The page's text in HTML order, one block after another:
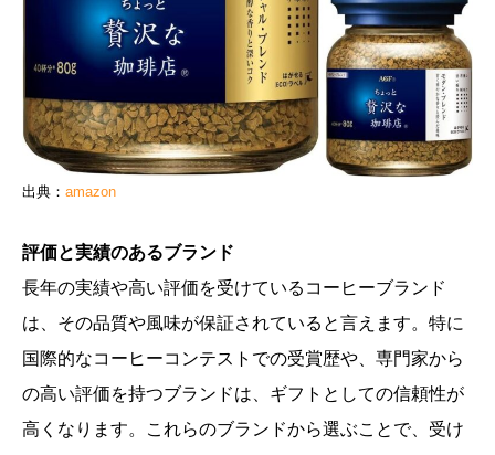
出典： amazon
評価と実績のあるブランド
長年の実績や高い評価を受けているコーヒーブランド
は、その品質や風味が保証されていると言えます。特に
国際的なコーヒーコンテストでの受賞歴や、専門家から
の高い評価を持つブランドは、ギフトとしての信頼性が
高くなります。これらのブランドから選ぶことで、受け